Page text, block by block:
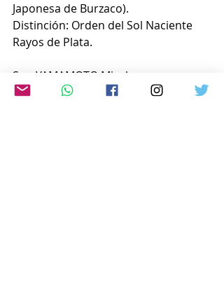
Japonesa de Burzaco).
Distinción: Orden del Sol Naciente
Rayos de Plata.
Sra. YAMAMOTO Misako
(Representante de Ryukyu Buyou –